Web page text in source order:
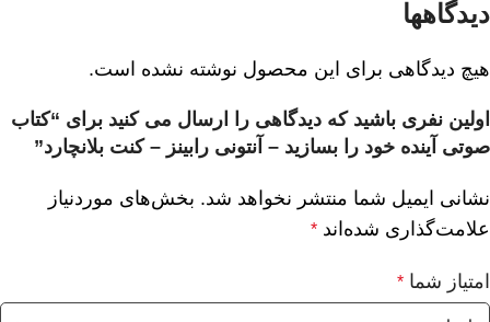
دیدگاهها
هیچ دیدگاهی برای این محصول نوشته نشده است.
اولین نفری باشید که دیدگاهی را ارسال می کنید برای “کتاب
صوتی آینده خود را بسازید – آنتونی رابینز – کنت بلانچارد”
نشانی ایمیل شما منتشر نخواهد شد. بخش‌های موردنیاز
علامت‌گذاری شده‌اند *
امتیاز شما *